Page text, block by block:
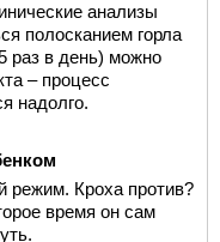
анализы
полосканием горла
раз в день) можно
– процесс
надолго.
режим. Кроха против?
время он сам